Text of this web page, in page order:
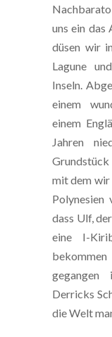
uns ein das
düsen wir
Lagune
Inseln.
einem
einem
Jahren
mit dem wir
Polynesien
dass Ulf,
eine I-
Derricks
die Welt